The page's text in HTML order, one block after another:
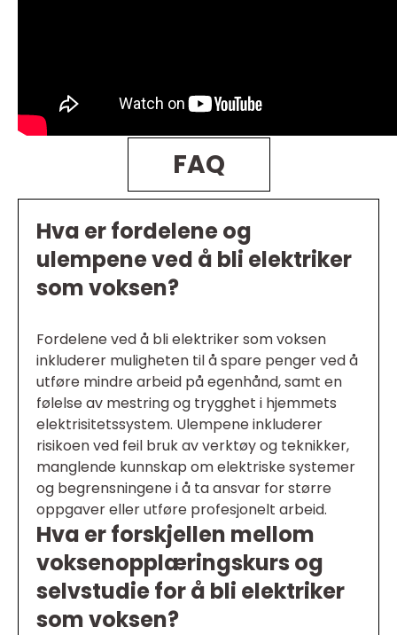
FAQ
Hva er fordelene og
ulempene ved å bli elektriker
som voksen?
Fordelene ved å bli elektriker som voksen
inkluderer muligheten til å spare penger ved å
utføre mindre arbeid på egenhånd, samt en
følelse av mestring og trygghet i hjemmets
elektrisitetssystem. Ulempene inkluderer
risikoen ved feil bruk av verktøy og teknikker,
manglende kunnskap om elektriske systemer
og begrensningene i å ta ansvar for større
oppgaver eller utføre profesjonelt arbeid.
Hva er forskjellen mellom
voksenopplæringskurs og
selvstudie for å bli elektriker
som voksen?